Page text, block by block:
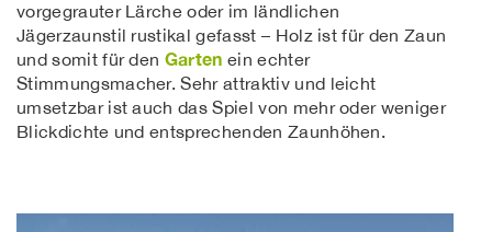
vorgegrauter Lärche oder im ländlichen
Jägerzaunstil rustikal gefasst – Holz ist für den Zaun
und somit für den Garten ein echter
Stimmungsmacher. Sehr attraktiv und leicht
umsetzbar ist auch das Spiel von mehr oder weniger
Blickdichte und entsprechenden Zaunhöhen.